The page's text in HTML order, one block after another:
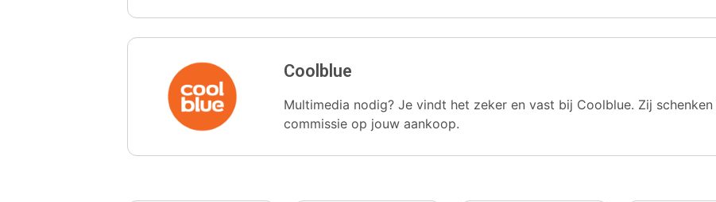
Coolblue
Multimedia nodig? Je vindt het zeker en vast bij Coolblue. Zij schenken
commissie op jouw aankoop.